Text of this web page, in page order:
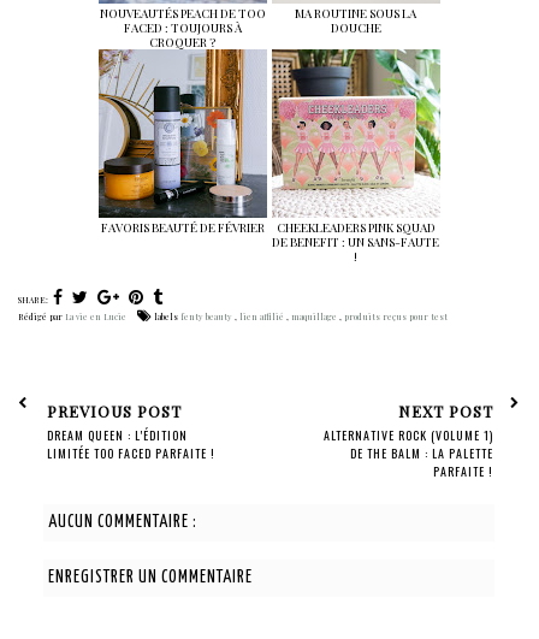
NOUVEAUTÉS PEACH DE TOO
FACED : TOUJOURS À
CROQUER ?
MA ROUTINE SOUS LA
DOUCHE
FAVORIS BEAUTÉ DE FÉVRIER
CHEEKLEADERS PINK SQUAD
DE BENEFIT : UN SANS-FAUTE
!
SHARE:
Rédigé par La vie en Lucie labels fenty beauty lien affilié maquillage produits reçus pour test
PREVIOUS POST
DREAM QUEEN : L'ÉDITION
LIMITÉE TOO FACED PARFAITE !
NEXT POST
ALTERNATIVE ROCK (VOLUME 1)
DE THE BALM : LA PALETTE
PARFAITE !
AUCUN COMMENTAIRE :
ENREGISTRER UN COMMENTAIRE